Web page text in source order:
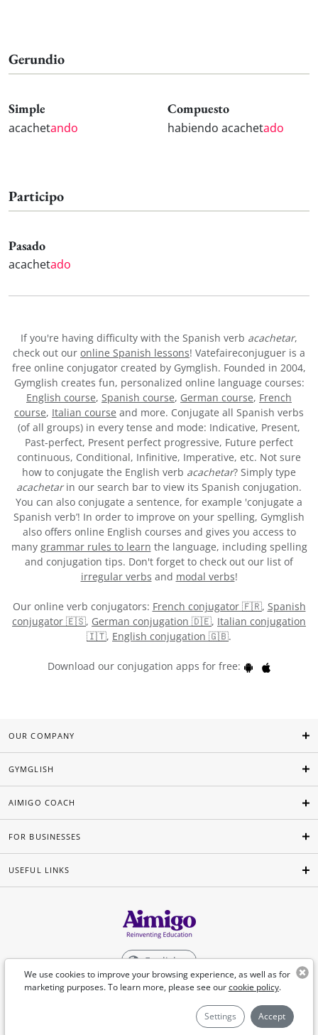
Gerundio
Simple
acachetando
Compuesto
habiendo acachetado
Participo
Pasado
acachetado
If you're having difficulty with the Spanish verb acachetar,
check out our online Spanish lessons! Vatefaireconjuguer is a
free online conjugator created by Gymglish. Founded in 2004,
Gymglish creates fun, personalized online language courses:
English course, Spanish course, German course, French
course, Italian course and more. Conjugate all Spanish verbs
(of all groups) in every tense and mode: Indicative, Present,
Past-perfect, Present perfect progressive, Future perfect
continuous, Conditional, Infinitive, Imperative, etc. Not sure
how to conjugate the English verb acachetar? Simply type
acachetarin our search bar to view its Spanish conjugation.
You can also conjugate a sentence, for example 'conjugate a
Spanish verb’! In order to improve on your spelling, Gymglish
also offers online English courses and gives you access to
many grammar rules to learn the language, including spelling
and conjugation tips. Don't forget to check out our list of
irregular verbs and modal verbs!
Our online verb conjugators: French conjugator 🇫🇷, Spanish
conjugator 🇪🇸, German conjugation 🇩🇪, Italian conjugation
🇮🇹, English conjugation 🇬🇧.
Download our conjugation apps for free:
We use cookies to improve your browsing experience, as well as for
marketing purposes. To learn more, please see ourcookie policy.
Settings Accept
OUR COMPANY
GYMGLISH
AIMIGO COACH
FOR BUSINESSES
USEFUL LINKS
English
©Aimigo 2026